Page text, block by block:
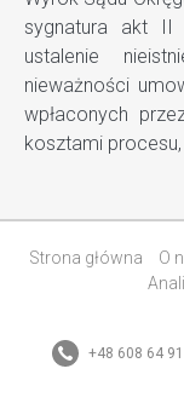
sygnatura akt II
ustalenie
nieważności
wpłaconych
kosztami
Strona główna O
+48 608 64